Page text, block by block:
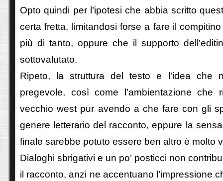
Opto quindi per l’ipotesi che abbia scritto
certa fretta, limitandosi forse a fare il
più di tanto, oppure che il supporto
sottovalutato.
Ripeto, la struttura del testo e l’idea che
pregevole, così come l’ambientazione che
vecchio west pur avendo a che fare con gli
genere letterario del racconto, eppure la
finale sarebbe potuto essere ben altro è molto
Dialoghi sbrigativi e un po’ posticci non
il racconto, anzi ne accentuano l’impressione